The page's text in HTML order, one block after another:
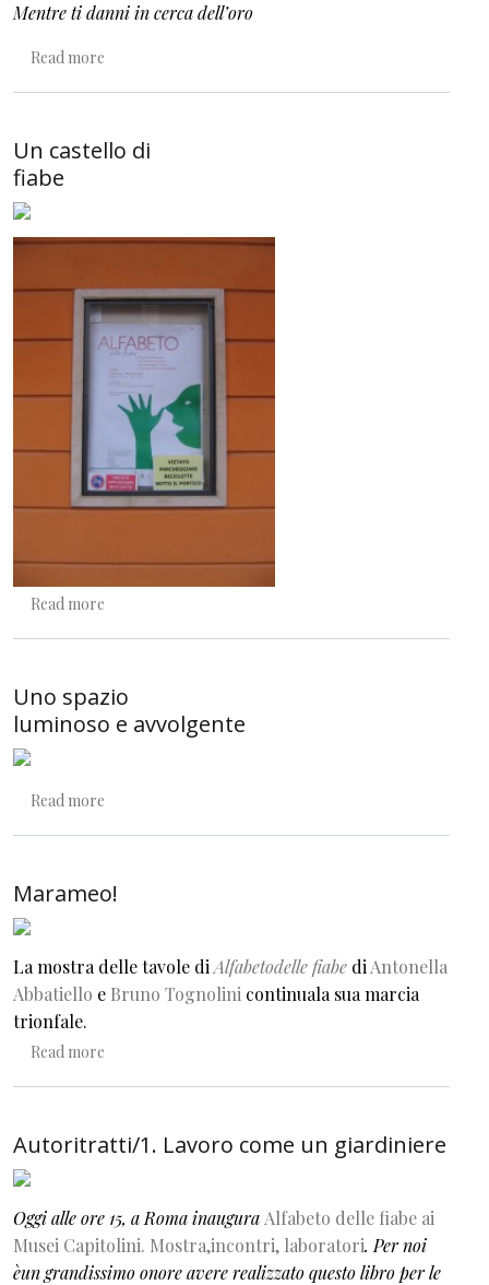
Mentre ti danni in cerca dell’oro
Read more
Un castello di
fiabe
Read more
Uno spazio
luminoso e avvolgente
Read more
Marameo!
La mostra delle tavole di Alfabetodelle fiabe di Antonella
Abbatiello e Bruno Tognolini continuala sua marcia
trionfale.
Read more
Autoritratti/1. Lavoro come un giardiniere
Oggi alle ore 15, a Roma inaugura Alfabeto delle fiabe ai
Musei Capitolini. Mostra,incontri, laboratori. Per noi
èun grandissimo onore avere realizzato questo libro per le